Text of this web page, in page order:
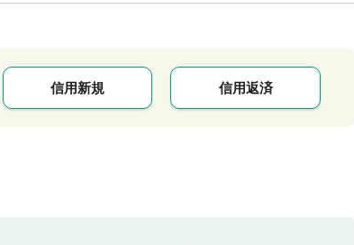
信用新規 信用返済